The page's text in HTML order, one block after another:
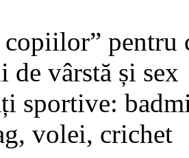
copiilor” pentru
de vârstă și sex
sportive:
volei, crichet